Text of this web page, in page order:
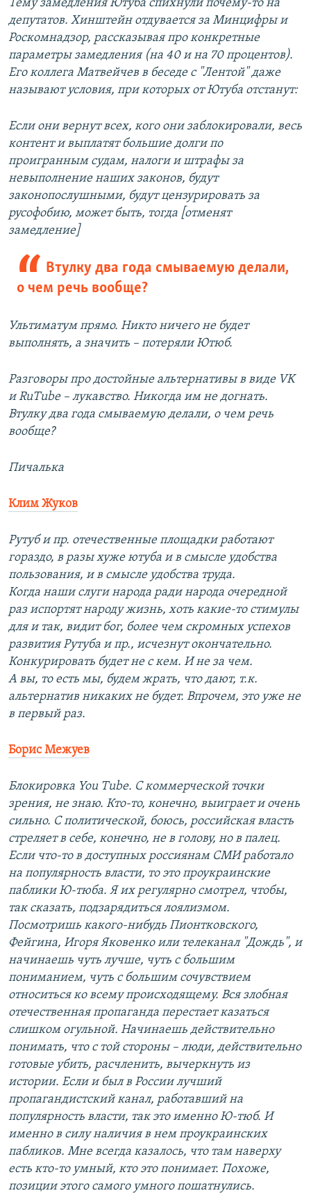
Тему замедления Ютуба спихнули почему-то на
депутатов. Хинштейн отдувается за Минцифры и
Роскомнадзор, рассказывая про конкретные
параметры замедления (на 40 и на 70 процентов).
Его коллега Матвейчев в беседе с "Лентой" даже
называют условия, при которых от Ютуба отстанут:
Если они вернут всех, кого они заблокировали, весь
контент и выплатят большие долги по
проигранным судам, налоги и штрафы за
невыполнение наших законов, будут
законопослушными, будут цензурировать за
русофобию, может быть, тогда [отменят
замедление]
Втулку два года смываемую делали,
о чем речь вообще?
Ультиматум прямо. Никто ничего не будет
выполнять, а значить – потеряли Ютюб.
Разговоры про достойные альтернативы в виде VK
и RuTube – лукавство. Никогда им не догнать.
Втулку два года смываемую делали, о чем речь
вообще?
Пичалька
Клим Жуков
Рутуб и пр. отечественные площадки работают
гораздо, в разы хуже ютуба и в смысле удобства
пользования, и в смысле удобства труда.
Когда наши слуги народа ради народа очередной
раз испортят народу жизнь, хоть какие-то стимулы
для и так, видит бог, более чем скромных успехов
развития Рутуба и пр., исчезнут окончательно.
Конкурировать будет не с кем. И не за чем.
А вы, то есть мы, будем жрать, что дают, т.к.
альтернатив никаких не будет. Впрочем, это уже не
в первый раз.
Борис Межуев
Блокировка You Tube. С коммерческой точки
зрения, не знаю. Кто-то, конечно, выиграет и очень
сильно. С политической, боюсь, российская власть
стреляет в себе, конечно, не в голову, но в палец.
Если что-то в доступных россиянам СМИ работало
на популярность власти, то это проукраинские
паблики Ю-тюба. Я их регулярно смотрел, чтобы,
так сказать, подзарядиться лоялизмом.
Посмотришь какого-нибудь Пионтковского,
Фейгина, Игоря Яковенко или телеканал "Дождь", и
начинаешь чуть лучше, чуть с большим
пониманием, чуть с большим сочувствием
относиться ко всему происходящему. Вся злобная
отечественная пропаганда перестает казаться
слишком огульной. Начинаешь действительно
понимать, что с той стороны – люди, действительно
готовые убить, расчленить, вычеркнуть из
истории. Если и был в России лучший
пропагандистский канал, работавший на
популярность власти, так это именно Ю-тюб. И
именно в силу наличия в нем проукраинских
пабликов. Мне всегда казалось, что там наверху
есть кто-то умный, кто это понимает. Похоже,
позиции этого самого умного пошатнулись.